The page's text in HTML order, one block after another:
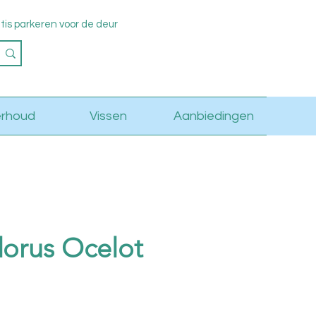
parkeren voor de deur
Vissen Aanbiedingen
Ocelot